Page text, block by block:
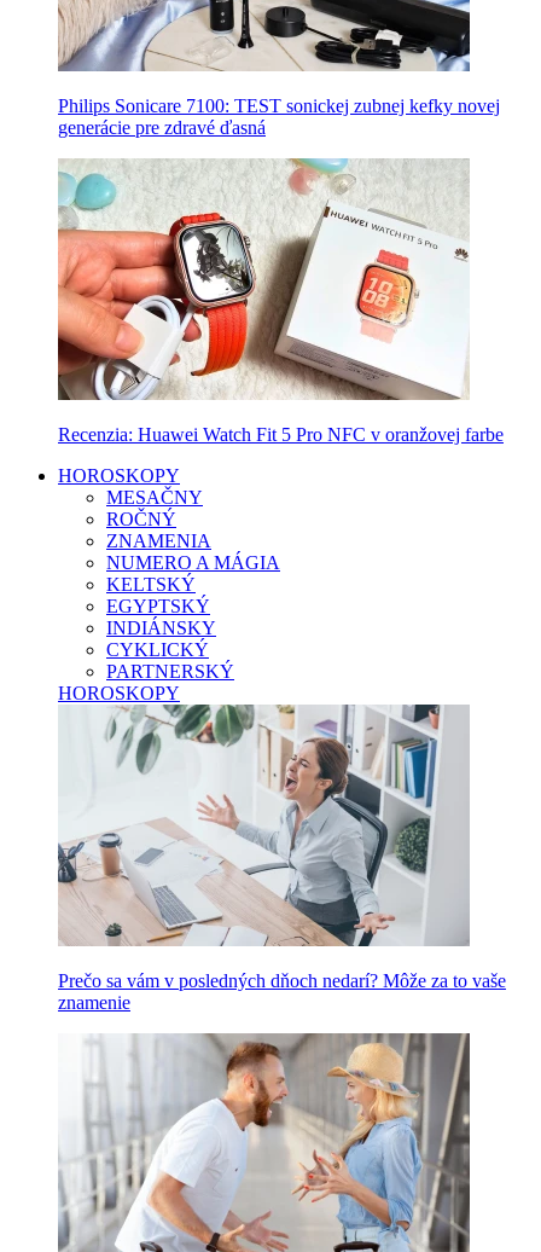
Philips Sonicare 7100: TEST sonickej zubnej kefky novej
generácie pre zdravé ďasná
Recenzia: Huawei Watch Fit 5 Pro NFC v oranžovej farbe
HOROSKOPY
MESAČNY
ROČNÝ
ZNAMENIA
NUMERO A MÁGIA
KELTSKÝ
EGYPTSKÝ
INDIÁNSKY
CYKLICKÝ
PARTNERSKÝ
HOROSKOPY
Prečo sa vám v posledných dňoch nedarí? Môže za to vaše
znamenie